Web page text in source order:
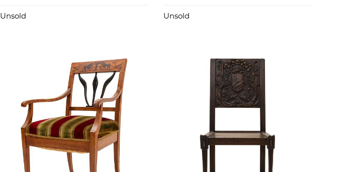
color azul. 116 cm de altura.
Unsold
altura.
Unsold